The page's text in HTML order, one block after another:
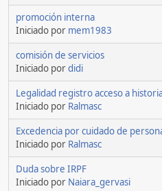
promoción interna
Iniciado por mem1983
comisión de servicios
Iniciado pordidi
Legalidad registro acceso a
Iniciado por Ralmasc
Excedencia por cuidado de
Iniciado por Ralmasc
Duda sobre IRPF
Iniciado por Naiara_gervasi